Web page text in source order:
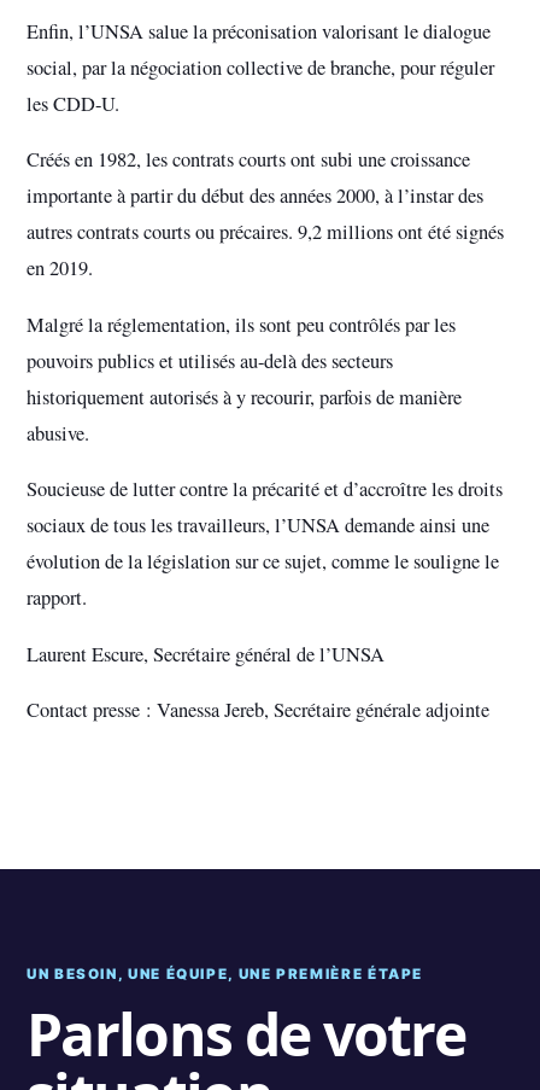
Enfin, l’UNSA salue la préconisation valorisant le dialogue
social, par la négociation collective de branche, pour réguler
les CDD-U.
Créés en 1982, les contrats courts ont subi une croissance
importante à partir du début des années 2000, à l’instar des
autres contrats courts ou précaires. 9,2 millions ont été signés
en 2019.
Malgré la réglementation, ils sont peu contrôlés par les
pouvoirs publics et utilisés au-delà des secteurs
historiquement autorisés à y recourir, parfois de manière
abusive.
Soucieuse de lutter contre la précarité et d’accroître les droits
sociaux de tous les travailleurs, l’UNSA demande ainsi une
évolution de la législation sur ce sujet, comme le souligne le
rapport.
Laurent Escure, Secrétaire général de l’UNSA
Contact presse : Vanessa Jereb, Secrétaire générale adjointe
UN BESOIN, UNE ÉQUIPE, UNE PREMIÈRE ÉTAPE
Parlons de votre